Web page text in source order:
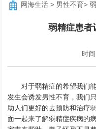
网海生活 > 男性不育>
弱精症患者
时
对于弱精症的希望我们
发生会诱发男性不育，我们
助人们更好的去预防和治疗
面一起来了解弱精症疾病的